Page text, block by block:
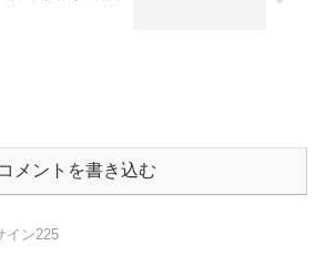
コメントを書き込む
イン225